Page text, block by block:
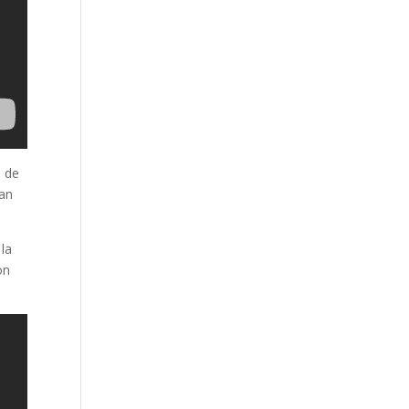
de